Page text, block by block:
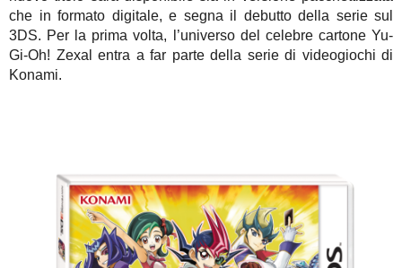
che in formato digitale, e segna il debutto della serie sul
3DS. Per la prima volta, l’universo del celebre cartone Yu-
Gi-Oh! Zexal entra a far parte della serie di videogiochi di
Konami.